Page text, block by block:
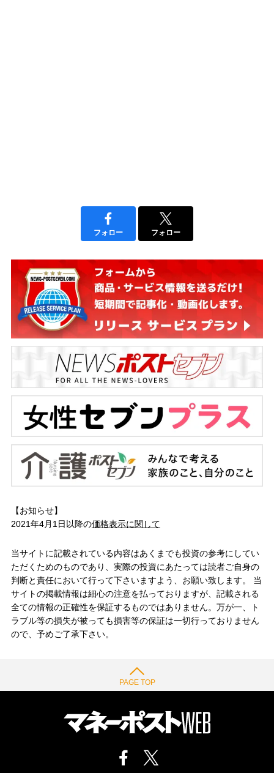
フォロー フォロー
【お知らせ】
2021年4月1日以降の価格表示に関して
当サイトに記載されている内容はあくまでも投資の参考にしてい
ただくためのものであり、実際の投資にあたっては読者ご自身の
判断と責任において行って下さいますよう、お願い致します。 当
サイトの掲載情報は細心の注意を払っておりますが、記載される
全ての情報の正確性を保証するものではありません。万が一、ト
ラブル等の損失が被っても損害等の保証は一切行っておりません
ので、予めご了承下さい。
PAGE TOP